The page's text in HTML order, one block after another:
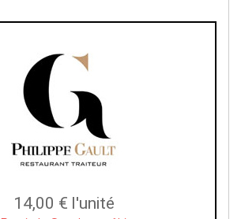
14,00 € l'unité